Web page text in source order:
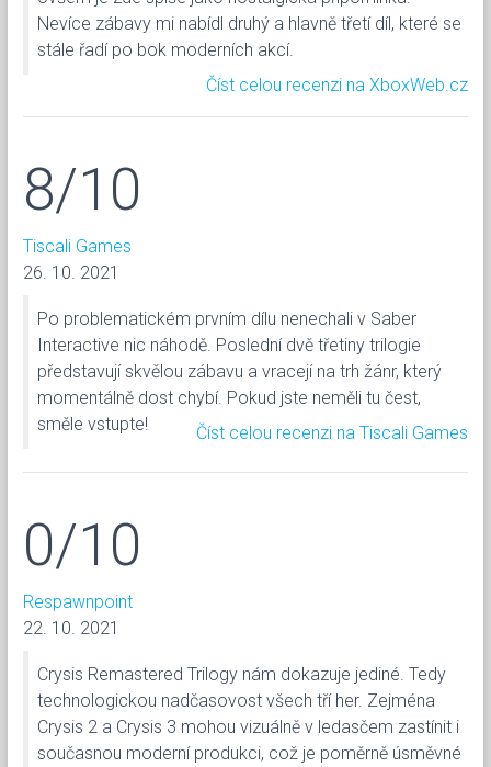
Nevíce zábavy mi nabídl druhý a hlavně třetí díl, které se
stále řadí po bok moderních akcí.
Číst celou recenzi na XboxWeb.cz
8/10
Tiscali Games
26. 10. 2021
Po problematickém prvním dílu nenechali v Saber
Interactive nic náhodě. Poslední dvě třetiny trilogie
představují skvělou zábavu a vracejí na trh žánr, který
momentálně dost chybí. Pokud jste neměli tu čest,
směle vstupte!
Číst celou recenzi na Tiscali Games
0/10
Respawnpoint
22. 10. 2021
Crysis Remastered Trilogy nám dokazuje jediné. Tedy
technologickou nadčasovost všech tří her. Zejména
Crysis 2 a Crysis 3 mohou vizuálně v ledasčem zastínit i
současnou moderní produkci, což je poměrně úsměvné